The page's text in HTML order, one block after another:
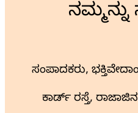
ಸಂಪಾದಕರು,
ಕಾರ್ಡ್ ರಸ್ತೆ,